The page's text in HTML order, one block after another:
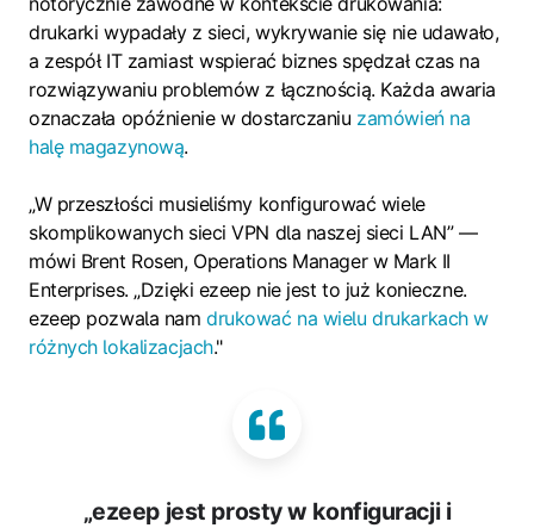
drukarki wypadały z sieci, wykrywanie się nie udawało,
a zespół IT zamiast wspierać biznes spędzał czas na
rozwiązywaniu problemów z łącznością. Każda awaria
oznaczała opóźnienie w dostarczaniu zamówień na
halę magazynową.
„W przeszłości musieliśmy konfigurować wiele
skomplikowanych sieci VPN dla naszej sieci LAN” —
mówi Brent Rosen, Operations Manager w Mark II
Enterprises. „Dzięki ezeep nie jest to już konieczne.
ezeep pozwala namdrukować na wielu drukarkach w
różnych lokalizacjach."
„ezeep jest prosty w konfiguracji i